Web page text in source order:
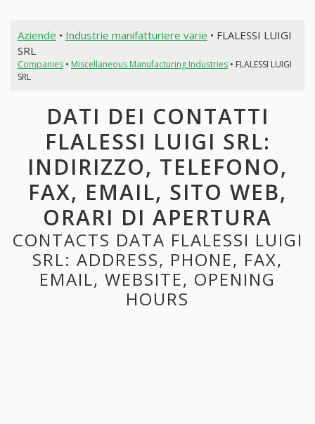
Aziende • Industrie manifatturiere varie • FLALESSI LUIGI
SRL
Companies• Miscellaneous Manufacturing Industries• FLALESSI LUIGI
SRL
DATI DEI CONTATTI
FLALESSI LUIGI SRL:
INDIRIZZO, TELEFONO,
FAX, EMAIL, SITO WEB,
ORARI DI APERTURA
CONTACTS DATA FLALESSI LUIGI
SRL: ADDRESS, PHONE, FAX,
EMAIL, WEBSITE, OPENING
HOURS